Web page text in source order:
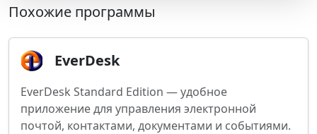
Похожие программы
EverDesk
EverDesk Standard Edition — удобное
приложение для управления электронной
почтой, контактами, документами и событиями.